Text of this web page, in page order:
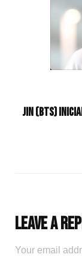
Jin (BTS)
Leave a
Your email